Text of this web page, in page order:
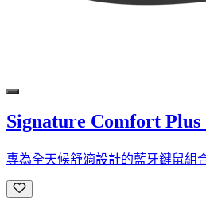
Signature Comfort
專為全天候舒適設計的藍牙鍵鼠組